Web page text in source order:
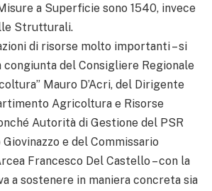
a Superficie sono 1540, invece
Strutturali.
di risorse molto importanti – si
congiunta del Consigliere Regionale
Mauro D’Acri, del Dirigente
Agricoltura e Risorse
Autorità di Gestione del PSR
e del Commissario
Francesco Del Castello – con la
a sostenere in maniera concreta sia